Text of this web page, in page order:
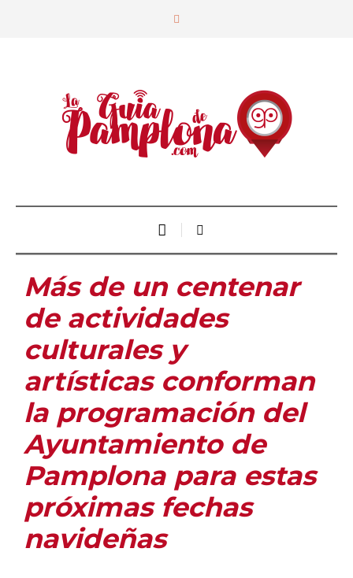
Más de un centenar
de actividades
culturales y
artísticas conforman
la programación del
Ayuntamiento de
Pamplona para estas
próximas fechas
navideñas